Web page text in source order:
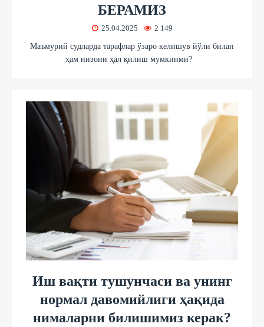
БЕРАМИЗ
25.04.2025 2 149
Маъмурий судларда тарафлар ўзаро келишув йўли билан
ҳам низони ҳал қилиш мумкинми?
Иш вақти тушунчаси ва унинг
нормал давомийлиги ҳақида
нималарни билишимиз керак?